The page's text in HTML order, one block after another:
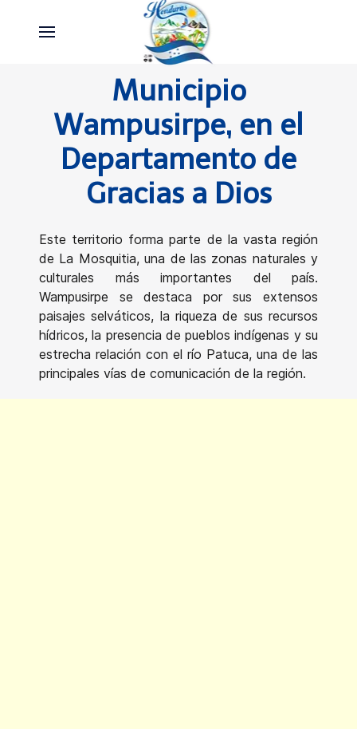
Municipio
Wampusirpe, en el
Departamento de
Gracias a Dios
Este territorio forma parte de la vasta región
de La Mosquitia, una de las zonas naturales y
culturales más importantes del país.
Wampusirpe se destaca por sus extensos
paisajes selváticos, la riqueza de sus recursos
hídricos, la presencia de pueblos indígenas y su
estrecha relación con el río Patuca, una de las
principales vías de comunicación de la región.